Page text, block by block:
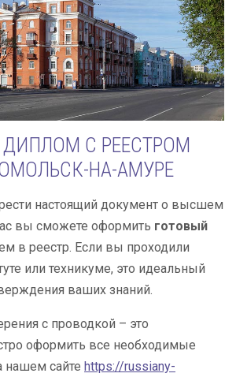
ДИПЛОМ С РЕЕСТРОМ
НА-АМУРЕ
настоящий документ о высшем
вы сможете оформить готовый
в реестр. Если вы проходили
или техникуме, это идеальный
ваших знаний.
с проводкой – это
оформить все необходимые
нашем сайте https://russiany-